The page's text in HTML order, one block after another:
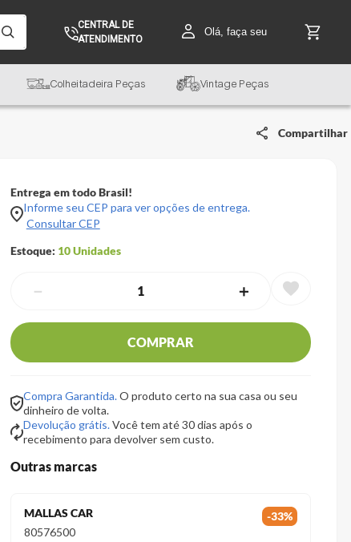
CENTRAL DE
ATENDIMENTO
Olá, faça seu
Colheitadeira Peças Vintage Peças
Compartilhar
Entrega em todo Brasil!
Informe seu CEP para ver opções de entrega.
Consultar CEP
Estoque: 10Unidades
＋
－
COMPRAR
Compra Garantida.O produto certo na sua casa ou seu
dinheiro de volta.
Devolução grátis.Você tem até 30 dias após o
recebimento para devolver sem custo.
Outras marcas
MALLAS CAR -33%
80576500